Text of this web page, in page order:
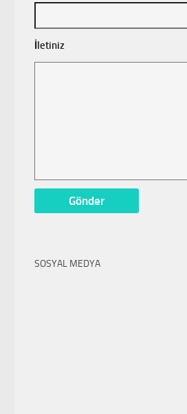
İletiniz
SOSYAL MEDYA